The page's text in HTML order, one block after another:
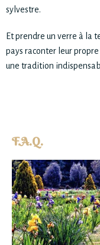
sylvestre.
Et prendre un verre à la
pays raconter leur
une tradition
F.A.Q.